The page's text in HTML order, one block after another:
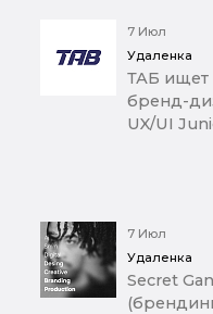
7 Июл
Удаленка
ТАБ ищет
бренд-
UX/UI
7 Июл
Удаленка
Secret